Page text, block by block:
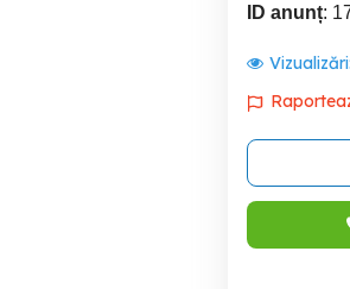
ID anunț:
Vizualizări: